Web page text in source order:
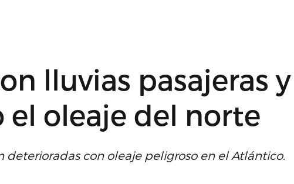
lluvias pasajeras y
el oleaje del norte
deterioradas con oleaje peligroso en el Atlántico.